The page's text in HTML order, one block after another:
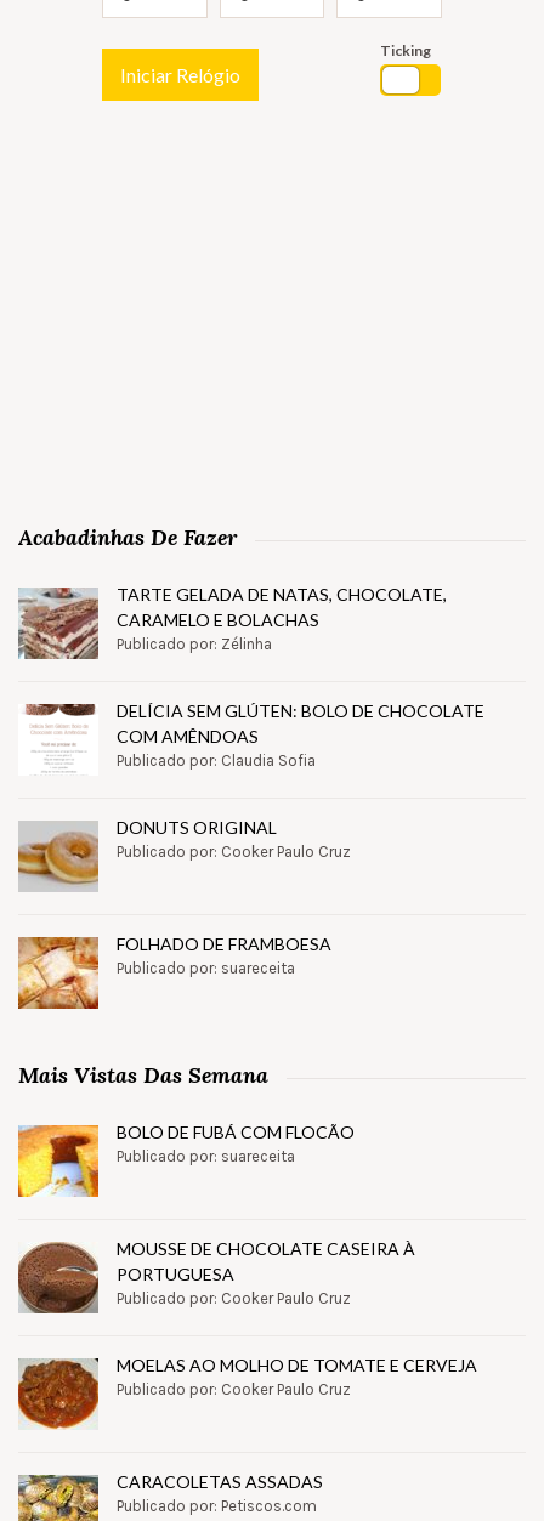
Iniciar Relógio
Ticking
Acabadinhas De Fazer
TARTE GELADA DE NATAS, CHOCOLATE,
CARAMELO E BOLACHAS
Publicado por: Zélinha
DELÍCIA SEM GLÚTEN: BOLO DE CHOCOLATE
COM AMÊNDOAS
Publicado por: Claudia Sofia
DONUTS ORIGINAL
Publicado por: Cooker Paulo Cruz
FOLHADO DE FRAMBOESA
Publicado por: suareceita
Mais Vistas Das Semana
BOLO DE FUBÁ COM FLOCÃO
Publicado por: suareceita
MOUSSE DE CHOCOLATE CASEIRA À
PORTUGUESA
Publicado por: Cooker Paulo Cruz
MOELAS AO MOLHO DE TOMATE E CERVEJA
Publicado por: Cooker Paulo Cruz
CARACOLETAS ASSADAS
Publicado por: Petiscos.com